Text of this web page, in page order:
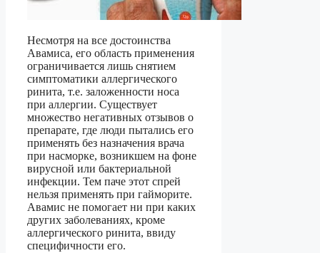
Несмотря на все достоинства
Авамиса, его область применения
ограничивается лишь снятием
симптоматики аллергического
ринита, т.е. заложенности носа
при аллергии. Существует
множество негативных отзывов о
препарате, где люди пытались его
применять без назначения врача
при насморке, возникшем на фоне
вирусной или бактериальной
инфекции. Тем паче этот спрей
нельзя применять при гайморите.
Авамис не помогает ни при каких
других заболеваниях, кроме
аллергического ринита, ввиду
специфичности его.